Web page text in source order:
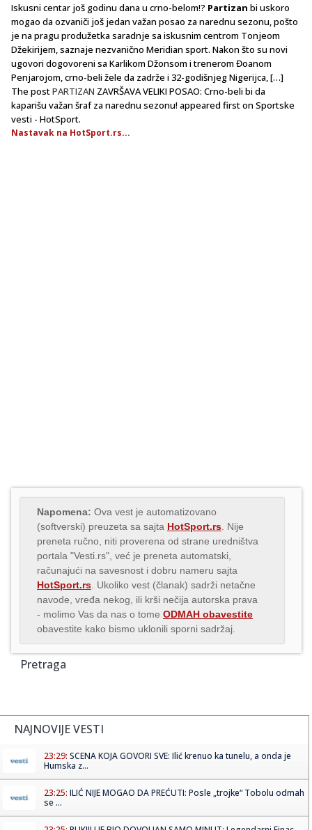
Iskusni centar još godinu dana u crno-belom!? Partizan bi uskoro
mogao da ozvaniči još jedan važan posao za narednu sezonu, pošto
je na pragu produžetka saradnje sa iskusnim centrom Tonjeom
Džekirijem, saznaje nezvanično Meridian sport. Nakon što su novi
ugovori dogovoreni sa Karlikom Džonsom i trenerom Đoanom
Penjarojom, crno-beli žele da zadrže i 32-godišnjeg Nigerijca, […]
The postPARTIZAN ZAVRŠAVA VELIKI POSAO: Crno-beli bi da
kaparišu važan šraf za narednu sezonu! appeared first on Sportske
vesti - HotSport.
Nastavak na HotSport.rs...
Napomena: Ova vest je automatizovano
(softverski) preuzeta sa sajta HotSport.rs . Nije
preneta ručno, niti proverena od strane uredništva
portala "Vesti.rs", već je preneta automatski,
računajući na savesnost i dobru nameru sajta
HotSport.rs . Ukoliko vest (članak) sadrži netačne
navode, vređa nekog, ili krši nečija autorska prava
- molimo Vas da nas o tome ODMAH obavestite
obavestite kako bismo uklonili sporni sadržaj.
Pretraga
NAJNOVIJE VESTI
23:29: SCENA KOJA GOVORI SVE: Ilić krenuo ka tunelu, a onda je
Humska z...
23:25: ILIĆ NIJE MOGAO DA PREĆUTI: Posle „trojke“ Tobolu odmah
se ...